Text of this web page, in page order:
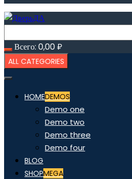
Всего: 0,00₽
ALL CATEGORIES
HOMEDEMOS
Demo one
Demo two
Demo three
Demo four
BLOG
SHOPMEGA